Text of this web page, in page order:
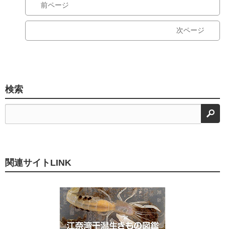
前ページ
次ページ
検索
検
関連サイトLINK